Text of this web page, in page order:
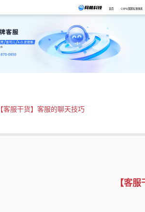
首页 CSPS/国家标准体系
【客服干货】客服的聊天技巧
【客